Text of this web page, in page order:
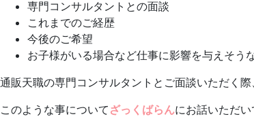
専門コンサルタントとの面談
これまでのご経歴
今後のご希望
お子様がいる場合など仕事に影響を与えそう
通販天職の専門コンサルタントとご面談いただく際
このような事について ざっくばらんにお話いただい